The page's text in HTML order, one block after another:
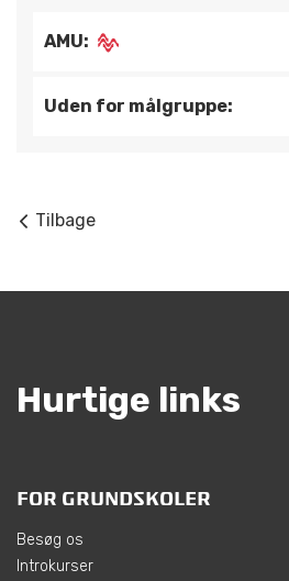
AMU:
Uden for målgruppe:
Tilbage
Hurtige links
FOR GRUNDSKOLER
Besøg os
Introkurser